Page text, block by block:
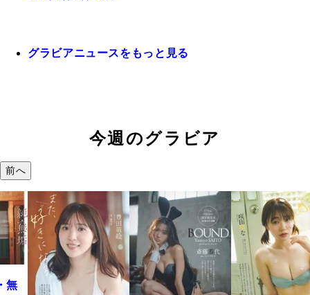
グラビアニュースをもっと見る
今週のグラビア
前へ